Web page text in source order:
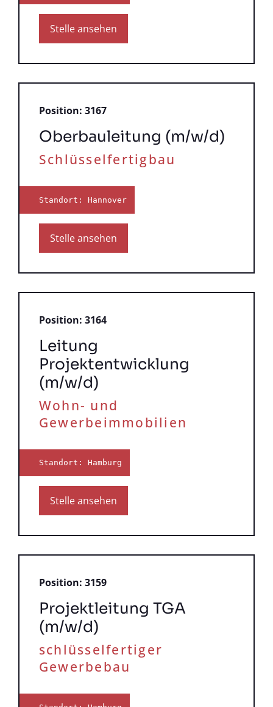
Stelle ansehen
Position: 3167
Oberbauleitung (m/w/d)
Schlüsselfertigbau
Standort: Hannover
Stelle ansehen
Position: 3164
Leitung
Projektentwicklung
(m/w/d)
Wohn- und
Gewerbeimmobilien
Standort: Hamburg
Stelle ansehen
Position: 3159
Projektleitung TGA
(m/w/d)
schlüsselfertiger
Gewerbebau